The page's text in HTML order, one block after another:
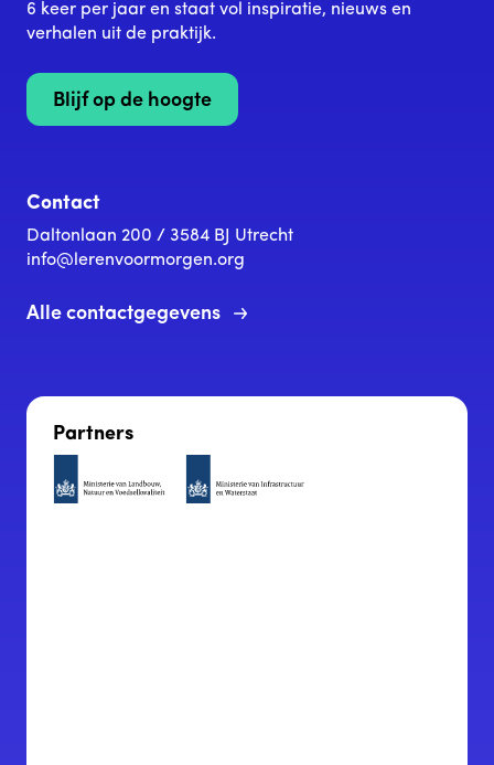
6 keer per jaar en staat vol inspiratie, nieuws en
verhalen uit de praktijk.
Blijf op de hoogte
Contact
Daltonlaan 200 / 3584 BJ Utrecht
info@lerenvoormorgen.org
Alle contactgegevens
Partners